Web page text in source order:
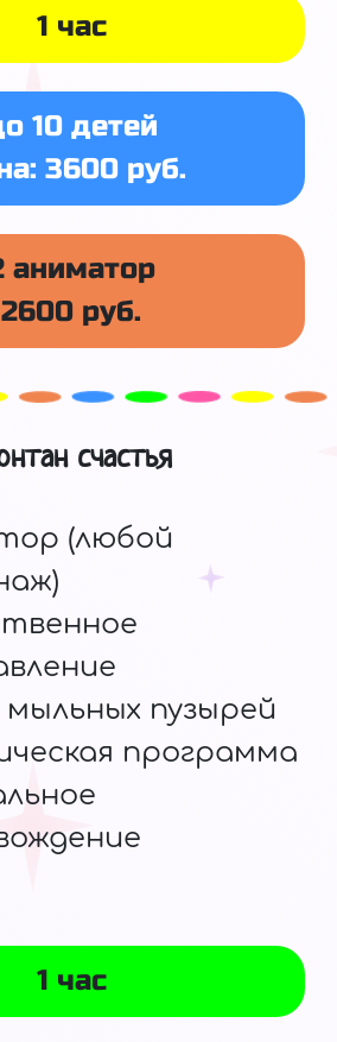
1 час
10 детей
3600 руб.
аниматор
2600 руб.
счастья
(любой
мыльных пузырей
программа
1 час